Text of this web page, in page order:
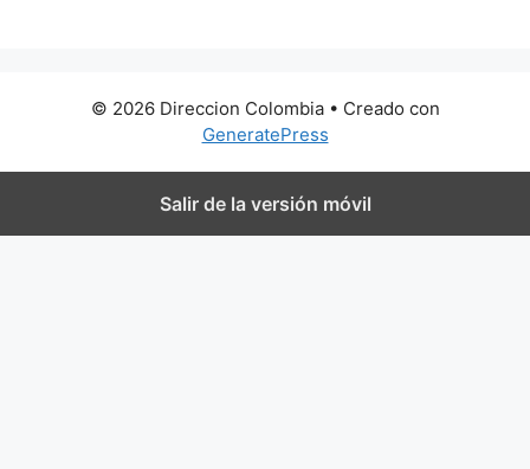
© 2026 Direccion Colombia• Creado con
GeneratePress
Salir de la versión móvil